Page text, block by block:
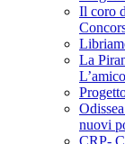
Il coro
La
nuovi